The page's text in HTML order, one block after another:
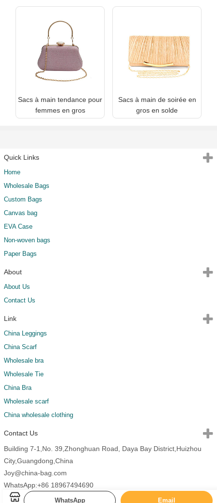
Sacs à main tendance pour
femmes en gros
Sacs à main de soirée en
gros en solde
Quick Links
Home
Wholesale Bags
Custom Bags
Canvas bag
EVA Case
Non-woven bags
Paper Bags
About
About Us
Contact Us
Link
China Leggings
China Scarf
Wholesale bra
Wholesale Tie
China Bra
Wholesale scarf
China wholesale clothing
Contact Us
Building 7-1,No. 39,Zhonghuan Road, Daya Bay District,Huizhou
City,Guangdong,China
Joy@china-bag.com
WhatsApp:+86 18967494690
WhatsApp Email